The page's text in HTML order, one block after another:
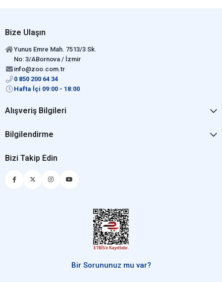
Bize Ulaşın
Yunus Emre Mah. 7513/3 Sk.
No: 3/ABornova / İzmir
info@zoo.com.tr
0 850 200 64 34
Hafta İçi 09:00 - 18:00
Alışveriş Bilgileri
Bilgilendirme
Bizi Takip Edin
Bir Sorununuz mu var?